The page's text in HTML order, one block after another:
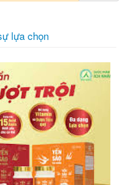
lựa chọn